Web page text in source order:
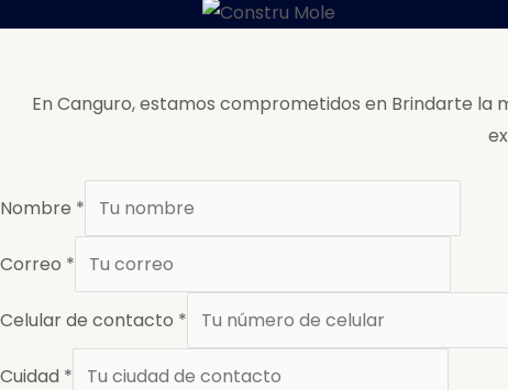
En Canguro, estamos comprometidos en Brindarte
Nombre *
Correo *
Celular de contacto *
Cuidad *